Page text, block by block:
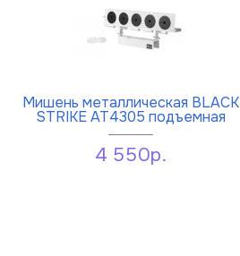
Мишень металлическая BLACK
STRIKE AT4305 подъемная
4 550р.